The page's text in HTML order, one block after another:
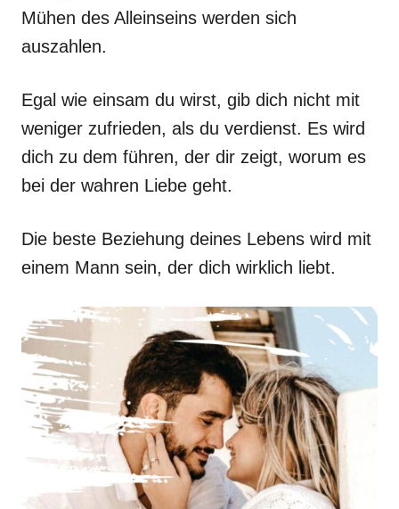
Mühen des Alleinseins werden sich
auszahlen.
Egal wie einsam du wirst, gib dich nicht mit
weniger zufrieden, als du verdienst. Es wird
dich zu dem führen, der dir zeigt, worum es
bei der wahren Liebe geht.
Die beste Beziehung deines Lebens wird mit
einem Mann sein, der dich wirklich liebt.